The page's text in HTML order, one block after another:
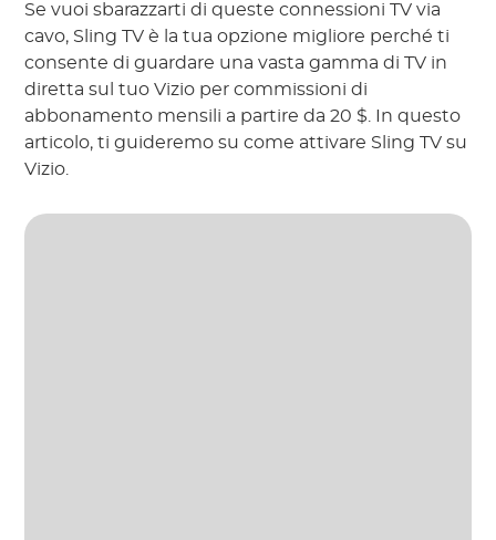
Se vuoi sbarazzarti di queste connessioni TV via
cavo, Sling TV è la tua opzione migliore perché ti
consente di guardare una vasta gamma di TV in
diretta sul tuo Vizio per commissioni di
abbonamento mensili a partire da 20 $. In questo
articolo, ti guideremo su come attivare Sling TV su
Vizio.